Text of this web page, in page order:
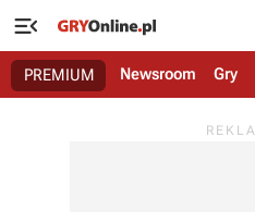

PREMIUM Newsroom Gry